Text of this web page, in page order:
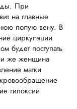
При
на главные
полую вену. В
циркуляции
будет поступать
же женщина
матки
гипоксии